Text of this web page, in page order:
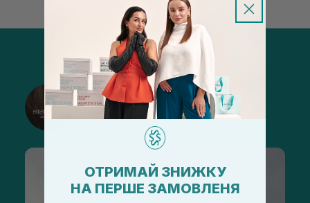
@sisters_stelmakh в Instagram
Підписатися
ОТРИМАЙ ЗНИЖКУ
НА ПЕРШЕ ЗАМОВЛЕНЯ